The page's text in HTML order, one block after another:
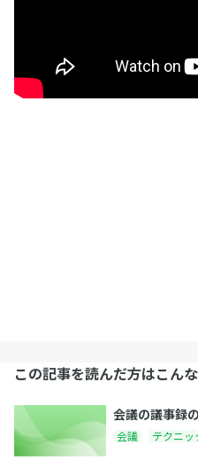
この記事を読んだ方はこん
会議の議事録
会議 テクニッ